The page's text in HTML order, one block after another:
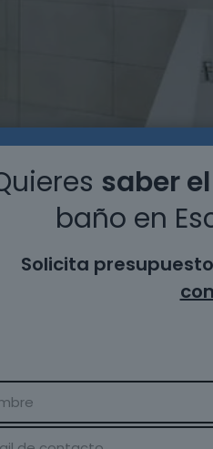
saber
baño en
Solicita